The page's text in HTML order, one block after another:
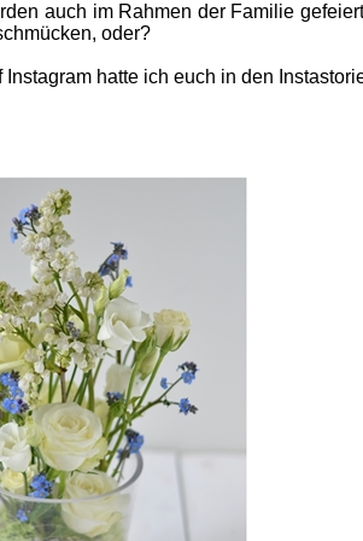
auch im Rahmen der Familie
oder?
hatte ich euch in den